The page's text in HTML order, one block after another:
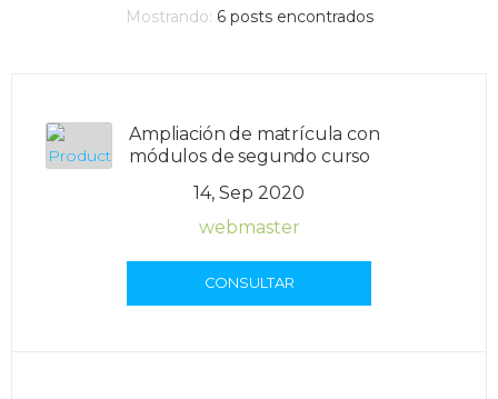
Mostrando: 6posts encontrados
Ampliación de matrícula con
módulos de segundo curso
14, Sep 2020
webmaster
CONSULTAR